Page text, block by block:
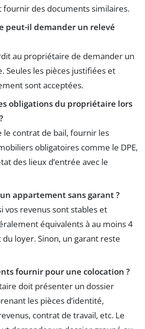
fournir des documents similaires.
peut-il demander un relevé
au propriétaire de demander un
Seules les pièces justifiées et
sont acceptées.
obligations du propriétaire lors
contrat de bail, fournir les
obligatoires comme le DPE,
des lieux d’entrée avec le
appartement sans garant ?
vos revenus sont stables et
équivalents à au moins 4
loyer. Sinon, un garant reste
fournir pour une colocation ?
doit présenter un dossier
les pièces d’identité,
contrat de travail, etc. Le